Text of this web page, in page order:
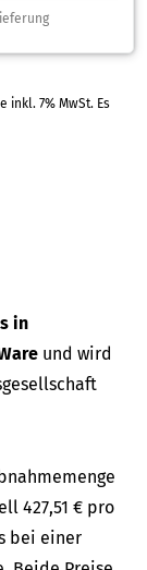
Es
in
und wird
427,51 € pro
bei einer